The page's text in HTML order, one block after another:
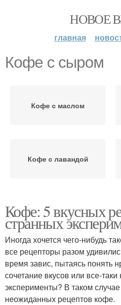
НОВОЕ
главная
Кофе с сыром
Кофе с маслом
Кофе с лавандой
Кофе с разных уголков
Кофе с плавленым
сыром
Кофе: 5 вкусных
странных
Иногда хочется чего-нибудь
все рецепторы разом
время завис, пытаясь понять
сочетание вкусов или все-
эксперименты? В таком
неожиданных рецептов кофе.